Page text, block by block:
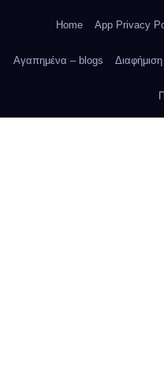
Home App Privacy
Αγαπημένα – blogs Διαφήμιση